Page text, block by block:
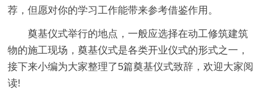
荐，但愿对你的学习工作能带来参考借鉴作用。
奠基仪式举行的地点，一般应选择在动工修筑建筑
物的施工现场，奠基仪式是各类开业仪式的形式之一，
接下来小编为大家整理了5篇奠基仪式致辞，欢迎大家阅
读!